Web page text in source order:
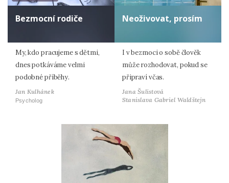
Bezmocní rodiče
My, kdo pracujeme s dětmi,
dnes potkáváme velmi
podobné příběhy.
Jan Kulhánek
Psycholog
Neoživovat, prosím
I v bezmoci o sobě člověk
může rozhodovat, pokud se
připraví včas.
Jana Šulistová
Stanislava Gabriel Waldštejn